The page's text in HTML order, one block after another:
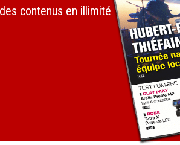
contenus en illimité